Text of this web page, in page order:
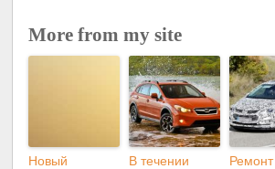
More from my site
Новый
В течении
Ремонт